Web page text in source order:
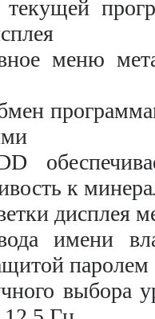
текущей
меню
к
дисплея
имени
паролем
выбора